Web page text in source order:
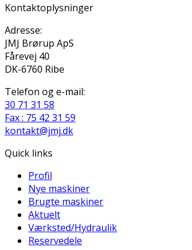
Kontaktoplysninger
Adresse:
JMJ Brørup ApS
Fårevej 40
DK-6760 Ribe
Telefon og e-mail:
30 71 31 58
Fax : 75 42 31 59
kontakt@jmj.dk
Quick links
Profil
Nye maskiner
Brugte maskiner
Aktuelt
Værksted/Hydraulik
Reservedele